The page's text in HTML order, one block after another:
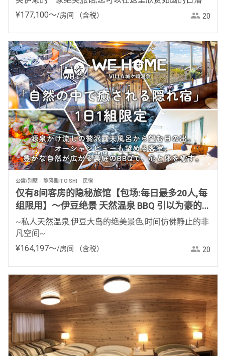
¥177,100〜/房间 （含税） 20
公寓/别墅 静冈县ITO SHI 民宿
仅有8间客房的隐秘旅馆【包场:每日最多20人,每
组限用】～伊豆绝景 天然温泉 BBQ 引以为豪的
包场露天浴池～
~私人天然温泉,伊豆大岛的绝美景色,时间仿佛静止的非
凡空间~
¥164,197〜/房间 （含税） 20